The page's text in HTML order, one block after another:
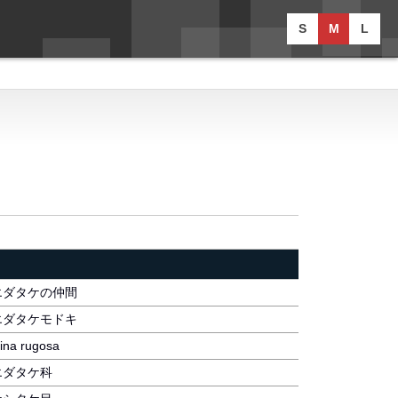
S M L
タケの仲間
ダタケモドキ
rugosa
ダタケ科